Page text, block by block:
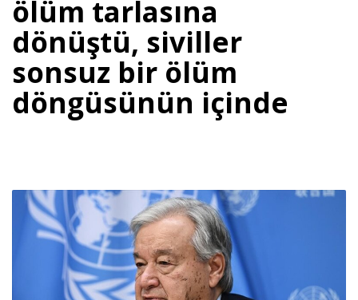
ölüm tarlasına
dönüştü, siviller
sonsuz bir ölüm
döngüsünün içinde